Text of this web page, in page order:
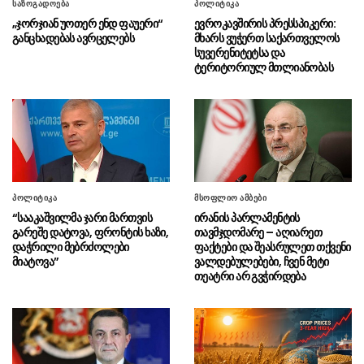
07.08 - 15:32თურქეთის სამხედრო-საჰაერო
ძალებმა ესტონეთში ნატო-ს საჰაერო
თავდაცვის განახლებული მისია გადაიბარეს
არალეგალურ სარეალიზაციო ობიექტს
საქმიანობა შეუჩერდა
07.08 - 15:19“ის რიტორიკა რასაც ისინი
რუსეთის წინააღმდეგ აწარმოებენ, ნაბიჯები
რასაც დღეს დგამენ სწორედ ქვეყნის
ფარგლებს გარედან არის ნაკარნახევი”
07.08 - 15:16მებაჟე ოფიცრებმა დიდი
ოდენობით არადეკლარირებული ოქროს
საიუველირო ნაკეთობების შემოტანის ფაქტები
07.08 - 15:15“ვფიქრობ მოსამართლე
დატოვებს პატიმრობაში ორივე ბრალდებულს,
ნია იმნაძეს და ანასტასია ბერუაშვილს”
საზოგადოება
„ჯორჯიან უოთერ ენდ ფაუერი“
განცხადებას ავრცელებს
პოლიტიკა
ევროკავშირის პრესსპიკერი:
მხარს ვუჭერთ საქართველოს
სუვერენიტეტსა და
ტერიტორიულ მთლიანობას
პოლიტიკა
“სააკაშვილმა ჯარი მართვის
გარეშე დატოვა, ფრონტის ხაზი,
დაჭრილი მებრძოლები
მიატოვა”
მსოფლიო ამბები
ირანის პარლამენტის
თავმჯდომარე – აღიარეთ
ფაქტები და შეასრულეთ თქვენი
ვალდებულებები, ჩვენ მეტი
თეატრი არ გვჭირდება